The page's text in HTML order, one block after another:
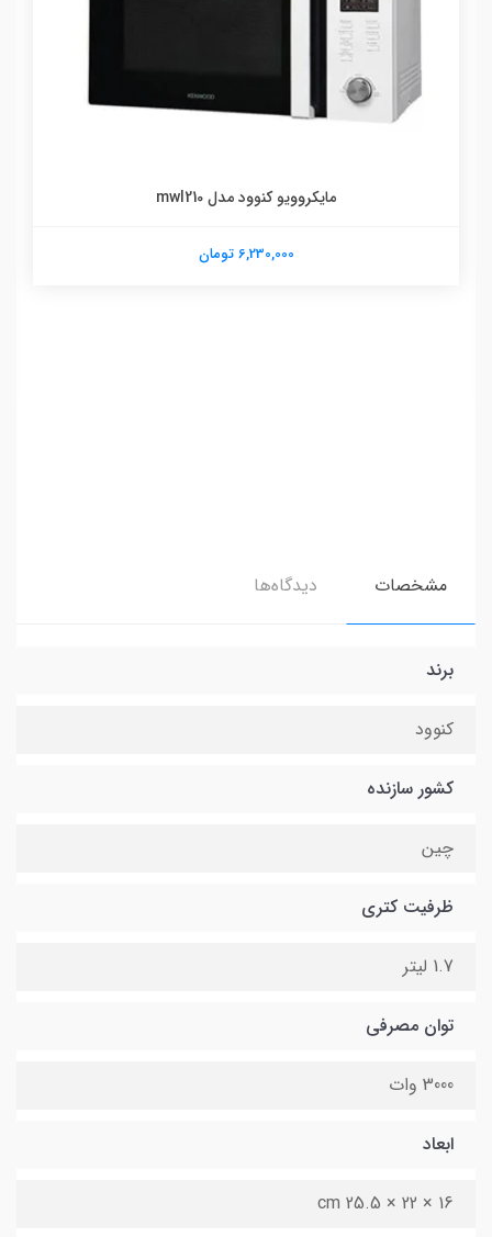
مایکروویو کنوود مدل mwl210
6,230,000 تومان
مشخصات دیدگاه‌ها
برند
کنوود
کشور سازنده
چین
ظرفیت کتری
1.7 لیتر
توان مصرفی
3000 وات
ابعاد
16 × 22 × 25.5 cm